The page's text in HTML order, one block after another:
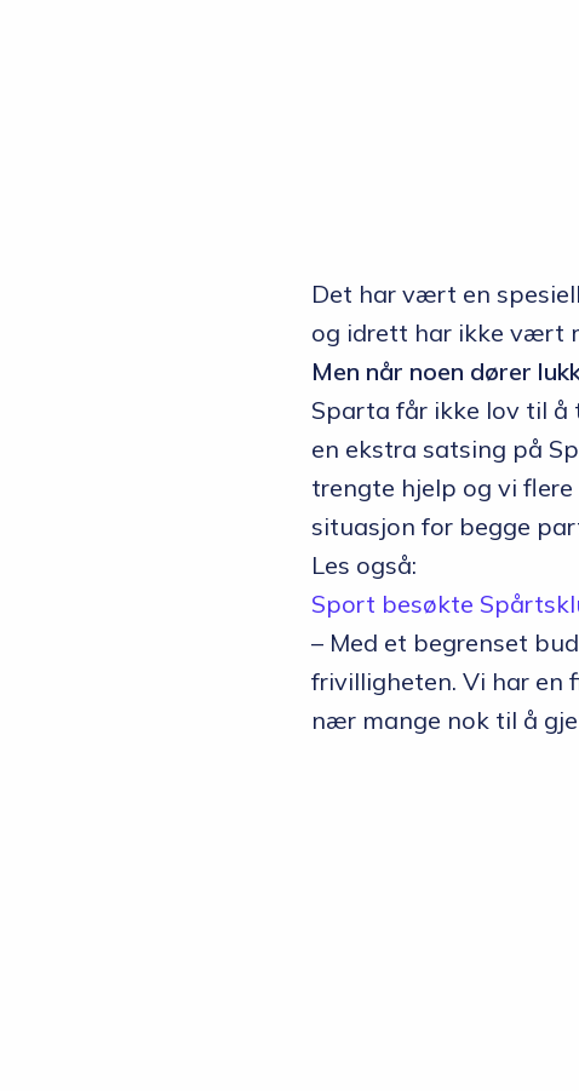
Det har vært en
og idrett har ikke vært
Men når noen dører
Sparta får ikke lov til å
en ekstra satsing på
trengte hjelp og vi
situasjon for begge
Les også:
Sport besøkte
– Med et begrenset
frivilligheten. Vi har en
nær mange nok til å